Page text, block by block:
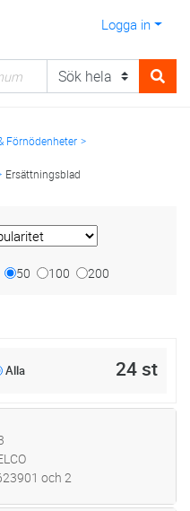
Logga in
Förnödenheter
Ersättningsblad
50 100 200
Alla 24 st
och 2